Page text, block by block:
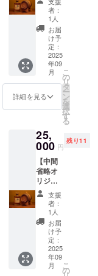
とを一
生忘れ
ませ
ん。
ゴール
ドのプ
レート
にご希
名前を
入れ、
会員
欄」を
作成し
掲示さ
せてい
ただき
ます。
（公序
良俗に
反しな
いもの
に限り
ます。※
書いて
ほしい
ンド・
スー
パー峰
150ml
省略オ
リジナ
ルでブ
レン
ド・追
熟した
特別な
キー
「スー
パー
峰」。
アメリ
カンホ
ワイト
オーク
製のミ
ニ樽で
仕上げ
た限定
ドリン
クを、
店内に
者：
1人
お届
け予
定：
2025
年09
月
詳細を見る
こ
の
リ
タ
ー
ン
を
選
択
す
る
25,
000 円
残り11
【中間
省略オ
リジナ
ルブレ
ンド・
スー
パー峰
150ml
】（ミ
ズナ
ラ） 中
間省略
支援
者：
1人
お届
け予
定：
2025
年09
月
こ
の